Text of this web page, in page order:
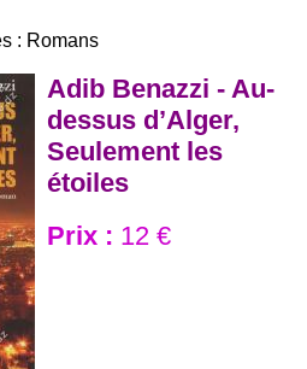
: Romans
Adib Benazzi - Au-
dessus d’Alger,
Seulement les
étoiles
Prix : 12 €